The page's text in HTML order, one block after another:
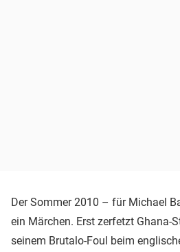
Der Sommer 2010 – für Michael
ein Märchen. Erst zerfetzt Ghana-
seinem Brutalo-Foul beim